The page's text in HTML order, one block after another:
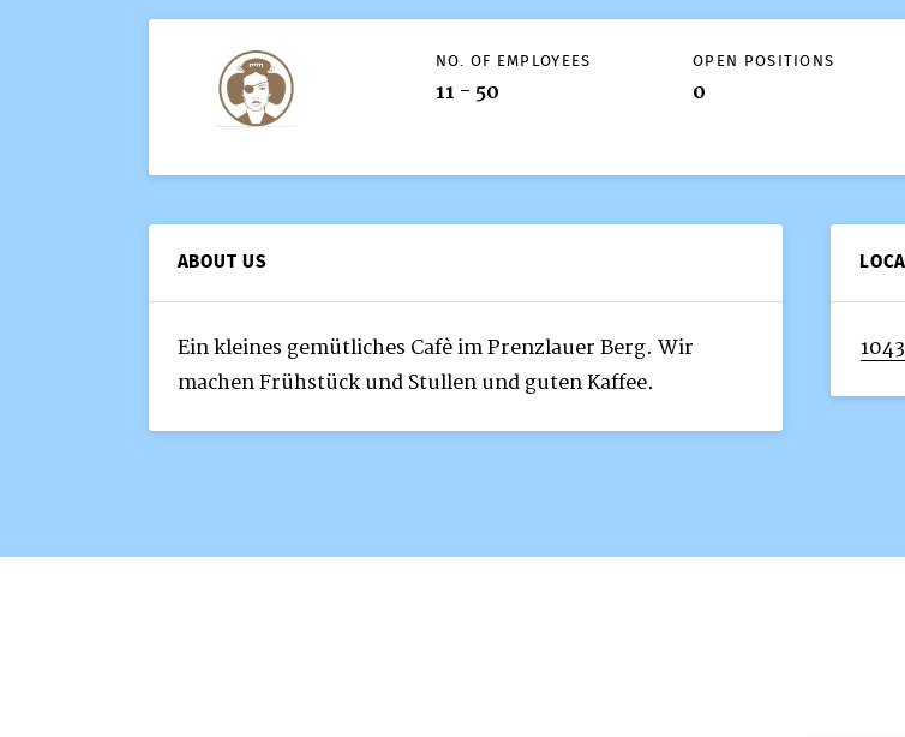
NO. OF EMPLOYEES
11 - 50
OPEN POSITIONS
0
ABOUT US
Ein kleines gemütliches Cafè im Prenzlauer Berg. Wir
machen Frühstück und Stullen und guten Kaffee.